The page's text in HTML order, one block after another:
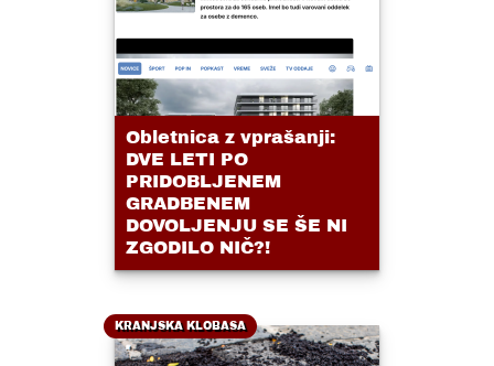
Obletnica z vprašanji:
DVE LETI PO
PRIDOBLJENEM
GRADBENEM
DOVOLJENJU SE ŠE NI
ZGODILO NIČ?!
KRANJSKA KLOBASA